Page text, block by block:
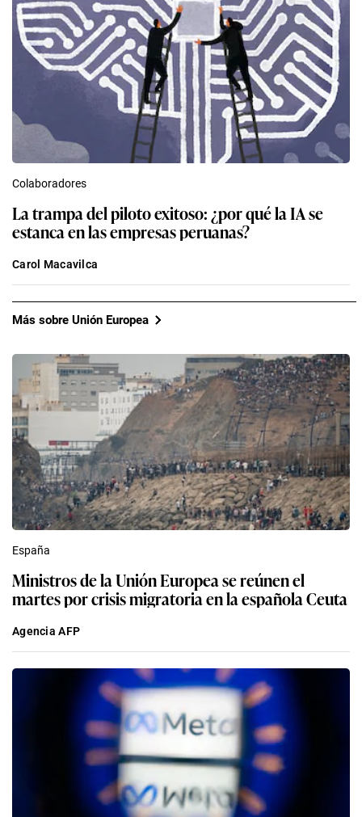
Colaboradores
La trampa del piloto exitoso: ¿por qué la IA se
estanca en las empresas peruanas?
Carol Macavilca
Más sobre Unión Europea
España
Ministros de la Unión Europea se reúnen el
martes por crisis migratoria en la española Ceuta
Agencia AFP